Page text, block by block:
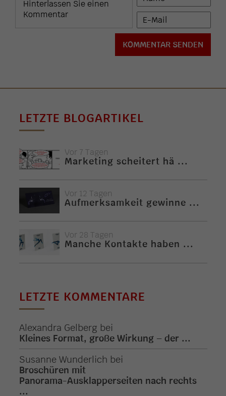
LETZTE BLOGARTIKEL
Vor 7 Tagen
Marketing scheitert hä ...
Vor 12 Tagen
Aufmerksamkeit gewinne ...
Vor 28 Tagen
Manche Kontakte haben ...
LETZTE KOMMENTARE
Alexandra Gelberg bei
Kleines Format, große Wirkung – der ...
Susanne Wunderlich bei
Broschüren mit
Panorama-Ausklapperseiten nach rechts
...